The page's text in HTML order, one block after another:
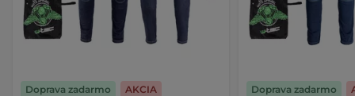
Doprava zadarmo
AKCIA
Doprava zadarmo